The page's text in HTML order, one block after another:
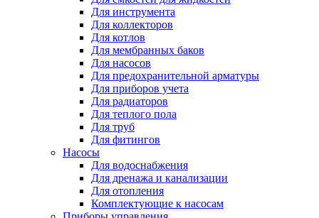
Для инструмента
Для коллекторов
Для котлов
Для мембранных баков
Для насосов
Для предохранительной арматуры
Для приборов учета
Для радиаторов
Для теплого пола
Для труб
Для фитингов
Насосы
Для водоснабжения
Для дренажа и канализации
Для отопления
Комплектующие к насосам